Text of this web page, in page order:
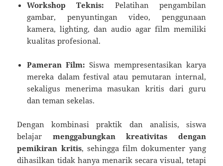
Workshop Teknis: Pelatihan pengambilan
gambar, penyuntingan video, penggunaan
kamera, lighting, dan audio agar film memiliki
kualitas profesional.
Pameran Film: Siswa mempresentasikan karya
mereka dalam festival atau pemutaran internal,
sekaligus menerima masukan kritis dari guru
dan teman sekelas.
Dengan kombinasi praktik dan analisis, siswa
belajar menggabungkan kreativitas dengan
pemikiran kritis, sehingga film dokumenter yang
dihasilkan tidak hanya menarik secara visual, tetapi